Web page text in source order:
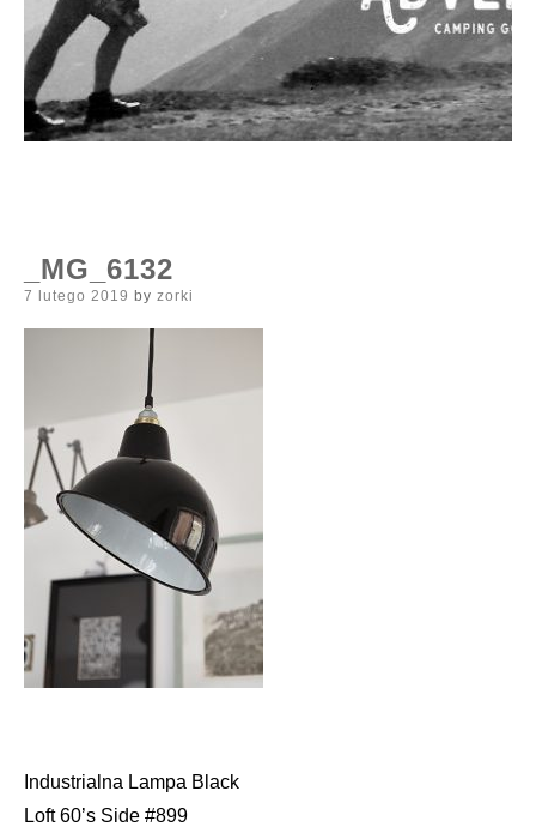
_MG_6132
Posted
7 lutego 2019 by zorki
Nawigacja
Industrialna Lampa Black
Loft 60’s Side #899